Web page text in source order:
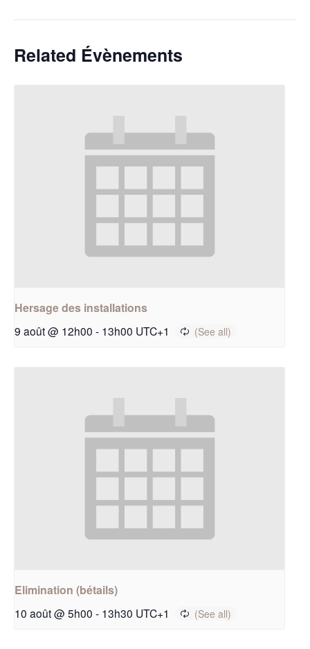
Related Évènements
Hersage des installations
9 août @ 12h00 - 13h00 UTC+1
Elimination (bétails)
10 août @ 5h00 - 13h30 UTC+1